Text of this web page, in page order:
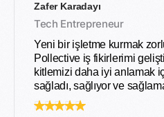
Zafer Karadayı
Tech Entrepreneur
Yeni bir işletme kurmak
Pollective iş fikirlerimi
kitlemizi daha iyi anlamak
sağladı, sağlıyor ve